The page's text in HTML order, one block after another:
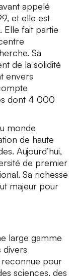
appelé
et elle est
Elle fait partie
Sa
de la solidité
envers
dont 4 000
monde
de haute
Aujourd’hui,
de premier
Sa richesse
majeur pour
large gamme
divers
reconnue pour
sciences, des